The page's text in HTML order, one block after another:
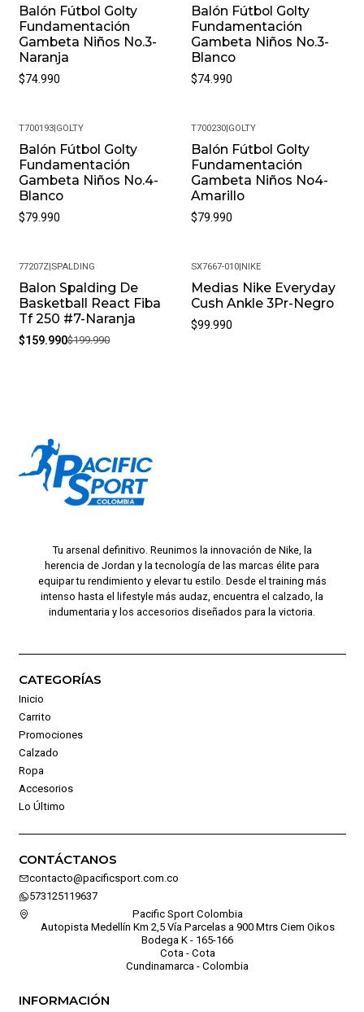
Balón Fútbol Golty
Fundamentación
Gambeta Niños No.3-
Naranja
$74.990
Balón Fútbol Golty
Fundamentación
Gambeta Niños No.3-
Blanco
$74.990
T700193| GOLTY
Balón Fútbol Golty
Fundamentación
Gambeta Niños No.4-
Blanco
$79.990
T700230 GOLTY
Balón Fútbol Golty
Fundamentación
Gambeta Niños No4-
Amarillo
$79.990
-20%
77207Z| SPALDING
Balon Spalding De
Basketball React Fiba
Tf 250 #7-Naranja
$159.990$199.990
SX7667-010 NIKE
Medias Nike Everyday
Cush Ankle 3Pr-Negro
$99.990
Tu arsenal definitivo. Reunimos la innovación de Nike, la
herencia de Jordan y la tecnología de las marcas élite para
equipar tu rendimiento y elevar tu estilo. Desde el training más
intenso hasta el lifestyle más audaz, encuentra el calzado, la
indumentaria y los accesorios diseñados para la victoria.
CATEGORÍAS
Inicio
Carrito
Promociones
Calzado
Ropa
Accesorios
Lo Último
CONTÁCTANOS
contacto@pacificsport.com.co
573125119637
Pacific Sport Colombia
Autopista Medellín Km 2,5 Vía Parcelas a 900 Mtrs Ciem Oikos
Bodega K - 165-166
Cota - Cota
Cundinamarca - Colombia
INFORMACIÓN